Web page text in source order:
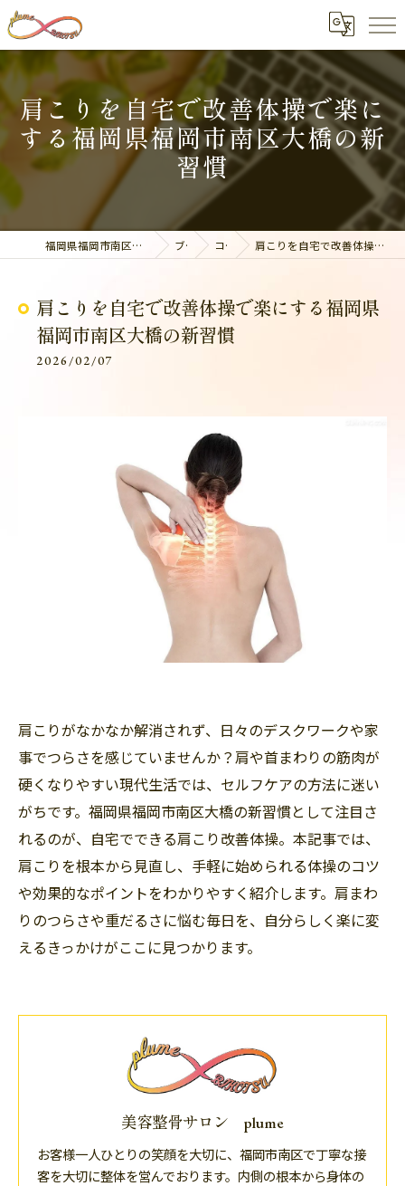
肩こりを自宅で改善体操で楽に
する福岡県福岡市南区大橋の新
習慣
福岡県福岡市南区の整体なら美容整骨サロン plume ブログ コラム 肩こりを自宅で改善体操で楽にする福岡県福岡市南区大橋の新習慣
肩こりを自宅で改善体操で楽にする福岡県
福岡市南区大橋の新習慣
2026/02/07
肩こりがなかなか解消されず、日々のデスクワークや家
事でつらさを感じていませんか？肩や首まわりの筋肉が
硬くなりやすい現代生活では、セルフケアの方法に迷い
がちです。福岡県福岡市南区大橋の新習慣として注目さ
れるのが、自宅でできる肩こり改善体操。本記事では、
肩こりを根本から見直し、手軽に始められる体操のコツ
や効果的なポイントをわかりやすく紹介します。肩まわ
りのつらさや重だるさに悩む毎日を、自分らしく楽に変
えるきっかけがここに見つかります。
美容整骨サロン plume
お客様一人ひとりの笑顔を大切に、福岡市南区で丁寧な接
客を大切に整体を営んでおります。内側の根本から身体の